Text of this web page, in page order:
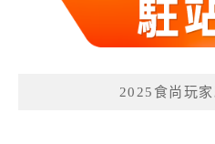
2025食尚玩